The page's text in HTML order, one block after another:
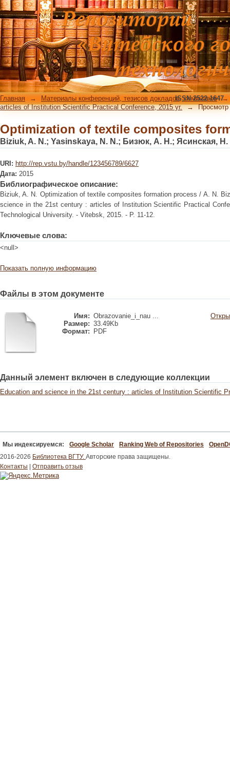
Optimization of textile composites
Главная → Материалы конференций, тезисов докладов, семинаров →
articles of Institution Scientific Practical Conference, 2015 yr. →
ISSN 2522-1647
Optimization of textile composites
Biziuk, A. N.; Yasinskaya, N. N.; Бизюк, А. Н.; Ясинская, Н.
URI: http://rep.vstu.by/handle/123456789/6627
Дата: 2015
Библиографическое описание:
Biziuk, A. N. Optimization of textile composites formation process / A. N.
science in the 21st century : articles of Institution Scientific Practical
Technological University. - Vitebsk, 2015. - P. 11-12.
Ключевые слова:
<null>
Показать полную информацию
Файлы в этом документе
Имя: Obrazovanie_i_nau ...
Размер: 33.49Kb
Формат:
PDF
Данный элемент включен в следующие коллекции
Education and science in the 21st century : articles of Institution Scientific
Мы индексируемся: Google Scholar Ranking Web of Repositories
2016-2026 Библиотека ВГТУ. Авторские права защищены.
Контакты
Отправить отзыв